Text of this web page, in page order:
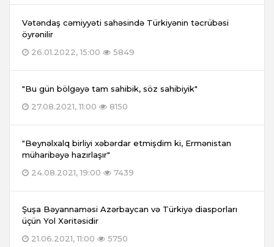
Vətəndaş cəmiyyəti sahəsində Türkiyənin təcrübəsi
öyrənilir
26.01.2022, 15:00
5849
"Bu gün bölgəyə tam sahibik, söz sahibiyik"
27.08.2021, 11:00
8150
"Beynəlxalq birliyi xəbərdar etmişdim ki, Ermənistan
müharibəyə hazırlaşır"
24.08.2021, 19:00
7439
Şuşa Bəyannaməsi Azərbaycan və Türkiyə diasporları
üçün Yol Xəritəsidir
21.06.2021, 11:00
5750